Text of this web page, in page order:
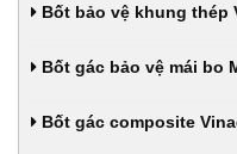
Bốt bảo vệ khung thép
Bốt gác bảo vệ mái bo
Bốt gác composite